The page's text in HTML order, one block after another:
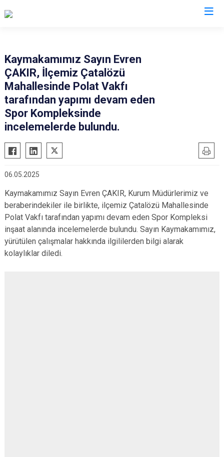
Dargeçit
Derik
Kızıltepe
Mazıdağı
Midyat
Nusaybin
Yeşilli
Kaymakamımız Sayın Evren
ÇAKIR, İlçemiz Çatalözü
Mahallesinde Polat Vakfı
tarafından yapımı devam eden
Spor Kompleksinde
incelemelerde bulundu.
06.05.2025
Kaymakamımız Sayın Evren ÇAKIR, Kurum Müdürlerimiz ve
beraberindekiler ile birlikte, ilçemiz Çatalözü Mahallesinde
Polat Vakfı tarafından yapımı devam eden Spor Kompleksi
inşaat alanında incelemelerde bulundu. Sayın Kaymakamımız,
yürütülen çalışmalar hakkında ilgililerden bilgi alarak
kolaylıklar diledi.